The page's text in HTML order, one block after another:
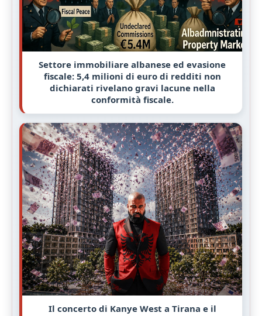
Settore immobiliare albanese ed evasione
fiscale: 5,4 milioni di euro di redditi non
dichiarati rivelano gravi lacune nella
conformità fiscale.
Il concerto di Kanye West a Tirana e il